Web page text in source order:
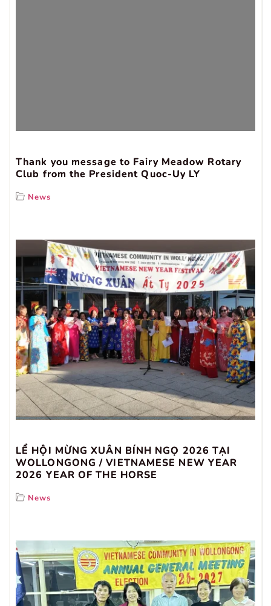
Thank you message to Fairy Meadow Rotary
Club from the President Quoc-Uy LY
News
LỂ HỘI MỪNG XUÂN BÍNH NGỌ 2026 TẠI
WOLLONGONG / VIETNAMESE NEW YEAR
2026 YEAR OF THE HORSE
News